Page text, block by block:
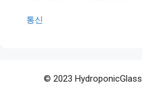
통신
© 2023